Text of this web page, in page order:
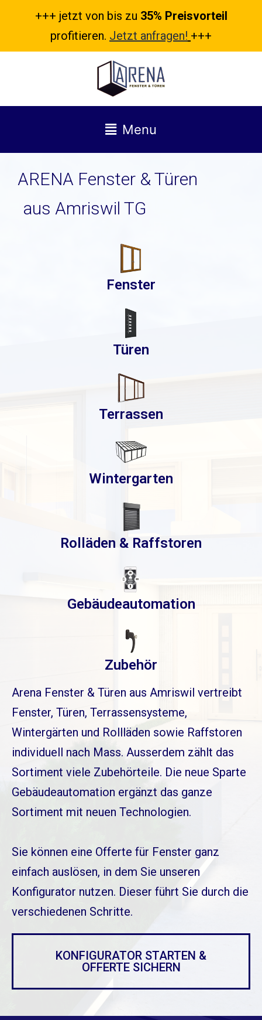
+++ jetzt von bis zu 35% Preisvorteil
profitieren. Jetzt anfragen! +++
Menu
ARENA Fenster & Türen
aus Amriswil TG
Fenster
Türen
Terrassen
Wintergarten
Rolläden & Raffstoren
Gebäudeautomation
Zubehör
Arena Fenster & Türen aus Amriswil vertreibt
Fenster, Türen, Terrassensysteme,
Wintergärten und Rollläden sowie Raffstoren
individuell nach Mass. Ausserdem zählt das
Sortiment viele Zubehörteile. Die neue Sparte
Gebäudeautomation ergänzt das ganze
Sortiment mit neuen Technologien.
Sie können eine Offerte für Fenster ganz
einfach auslösen, in dem Sie unseren
Konfigurator nutzen. Dieser führt Sie durch die
verschiedenen Schritte.
KONFIGURATOR STARTEN &
OFFERTE SICHERN